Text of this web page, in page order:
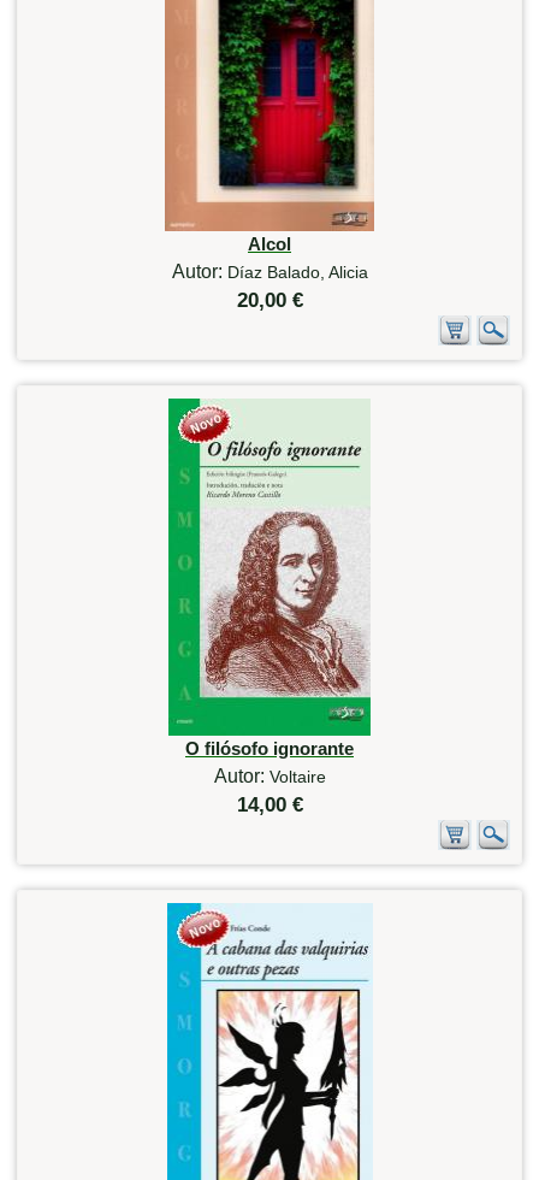
Alcol
Autor: Díaz Balado, Alicia
20,00 €
O filósofo ignorante
Autor: Voltaire
14,00 €